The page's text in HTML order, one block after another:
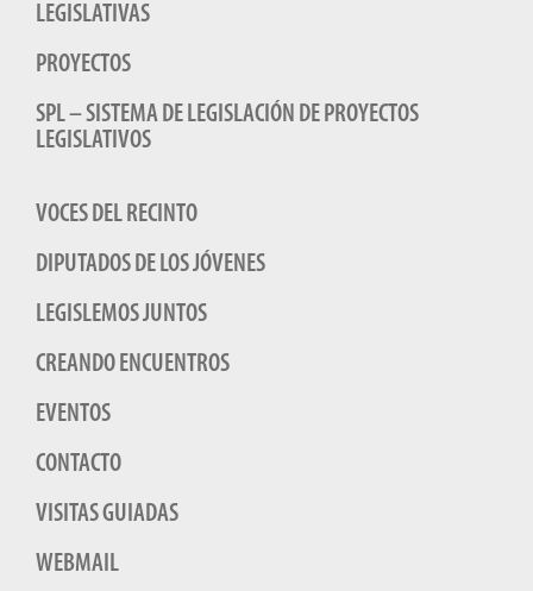
LEGISLATIVAS
PROYECTOS
SPL – SISTEMA DE LEGISLACIÓN DE PROYECTOS
LEGISLATIVOS
VOCES DEL RECINTO
DIPUTADOS DE LOS JÓVENES
LEGISLEMOS JUNTOS
CREANDO ENCUENTROS
EVENTOS
CONTACTO
VISITAS GUIADAS
WEBMAIL